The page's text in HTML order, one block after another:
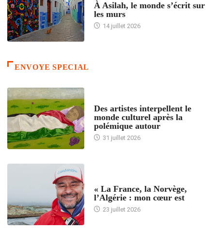
À Asilah, le monde s’écrit sur
les murs
14 juillet 2026
ENVOYE SPECIAL
Des artistes interpellent le
monde culturel après la
polémique autour
31 juillet 2026
« La France, la Norvège,
l’Algérie : mon cœur est
23 juillet 2026